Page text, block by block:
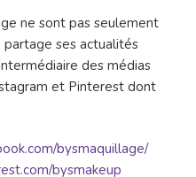
ne sont pas seulement
ses actualités
des médias
et Pinterest dont
bysmaquillage/
bysmakeup